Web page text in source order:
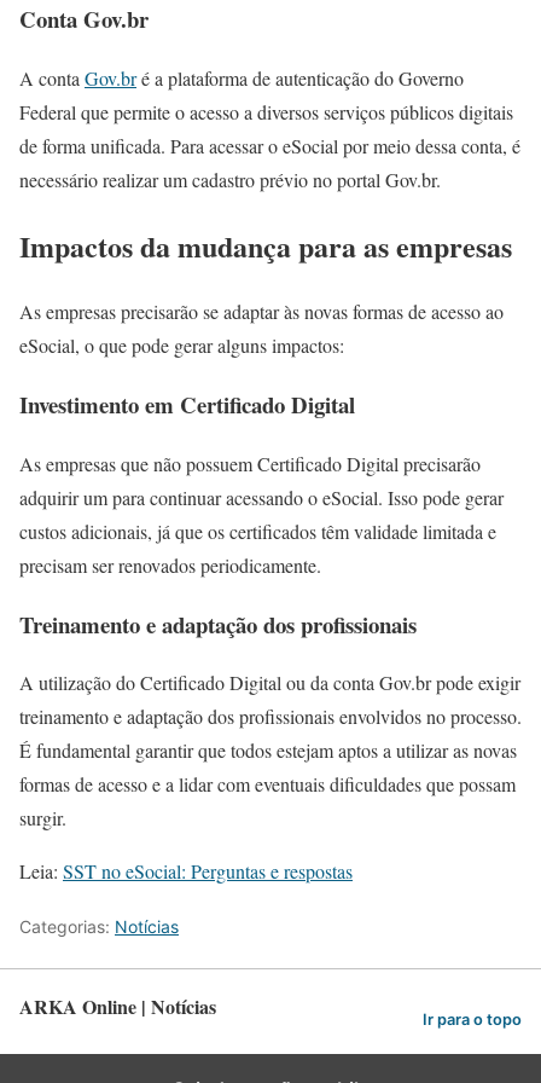
Conta Gov.br
A conta Gov.bré a plataforma de autenticação do Governo
Federal que permite o acesso a diversos serviços públicos digitais
de forma unificada. Para acessar o eSocial por meio dessa conta, é
necessário realizar um cadastro prévio no portal Gov.br.
Impactos da mudança para as empresas
As empresas precisarão se adaptar às novas formas de acesso ao
eSocial, o que pode gerar alguns impactos:
Investimento em Certificado Digital
As empresas que não possuem Certificado Digital precisarão
adquirir um para continuar acessando o eSocial. Isso pode gerar
custos adicionais, já que os certificados têm validade limitada e
precisam ser renovados periodicamente.
Treinamento e adaptação dos profissionais
A utilização do Certificado Digital ou da conta Gov.br pode exigir
treinamento e adaptação dos profissionais envolvidos no processo.
É fundamental garantir que todos estejam aptos a utilizar as novas
formas de acesso e a lidar com eventuais dificuldades que possam
surgir.
Leia: SST no eSocial: Perguntas e respostas
Categorias: Notícias
ARKA Online | Notícias Ir para o topo